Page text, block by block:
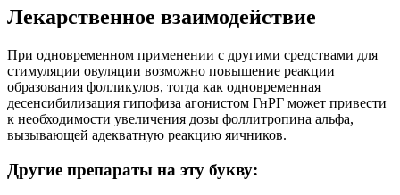
Лекарственное взаимодействие
При одновременном применении с другими средствами для
стимуляции овуляции возможно повышение реакции
образования фолликулов, тогда как одновременная
десенсибилизация гипофиза агонистом ГнРГ может привести
к необходимости увеличения дозы фоллитропина альфа,
вызывающей адекватную реакцию яичников.
Другие препараты на эту букву: